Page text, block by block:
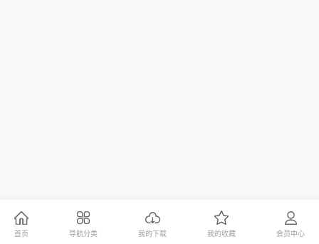
首页 导航分类 我的下载 我的收藏 会员中心